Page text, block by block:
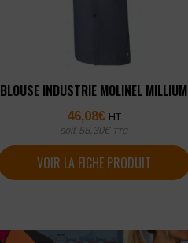
BLOUSE INDUSTRIE MOLINEL MILLIUM
46,08€ HT
soit 55,30€ TTC
VOIR LA FICHE PRODUIT